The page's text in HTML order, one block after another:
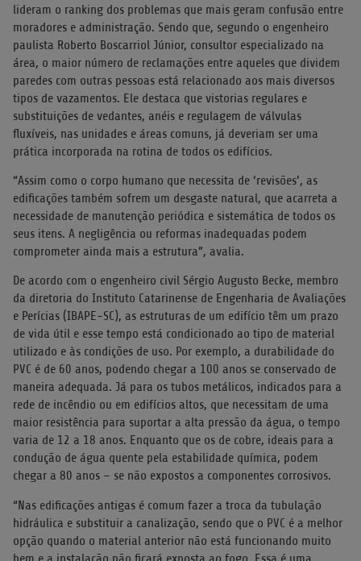
lideram o ranking dos problemas que mais geram confusão entre
moradores e administração. Sendo que, segundo o engenheiro
paulista Roberto Boscarriol Júnior, consultor especializado na
área, o maior número de reclamações entre aqueles que dividem
paredes com outras pessoas está relacionado aos mais diversos
tipos de vazamentos. Ele destaca que vistorias regulares e
substituições de vedantes, anéis e regulagem de válvulas
fluxíveis, nas unidades e áreas comuns, já deveriam ser uma
prática incorporada na rotina de todos os edifícios.
“Assim como o corpo humano que necessita de ‘revisões’, as
edificações também sofrem um desgaste natural, que acarreta a
necessidade de manutenção periódica e sistemática de todos os
seus itens. A negligência ou reformas inadequadas podem
comprometer ainda mais a estrutura”, avalia.
De acordo com o engenheiro civil Sérgio Augusto Becke, membro
da diretoria do Instituto Catarinense de Engenharia de Avaliações
e Perícias (IBAPE-SC), as estruturas de um edifício têm um prazo
de vida útil e esse tempo está condicionado ao tipo de material
utilizado e às condições de uso. Por exemplo, a durabilidade do
PVC é de 60 anos, podendo chegar a 100 anos se conservado de
maneira adequada. Já para os tubos metálicos, indicados para a
rede de incêndio ou em edifícios altos, que necessitam de uma
maior resistência para suportar a alta pressão da água, o tempo
varia de 12 a 18 anos. Enquanto que os de cobre, ideais para a
condução de água quente pela estabilidade química, podem
chegar a 80 anos – se não expostos a componentes corrosivos.
“Nas edificações antigas é comum fazer a troca da tubulação
hidráulica e substituir a canalização, sendo que o PVC é a melhor
opção quando o material anterior não está funcionando muito